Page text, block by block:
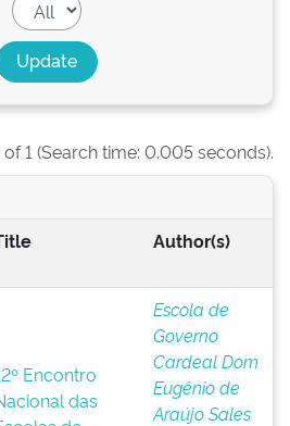
of 1 (Search time: 0.005 seconds).
Author(s)
Encontro
das
Escola de
Governo
Cardeal Dom
Eugênio de
Araújo Sales